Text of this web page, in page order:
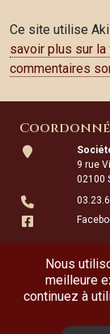
Ce site utilise
savoir plus sur
commentaires
9 rue
02100
Le lundi et le
Le 2ème samedi
musée
Nous
meilleure
continuez à